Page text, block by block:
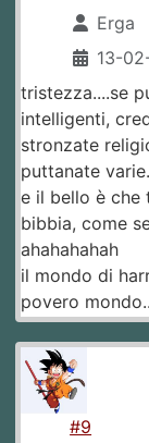
Erga
13-
tristezza....se
intelligenti,
stronzate
puttanate
e il bello è che
bibbia, come
ahahahahah
il mondo di
povero
#9